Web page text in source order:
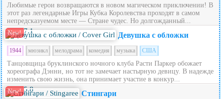
Любимые герои возвращаются в новом магическом приключении! В
этот раз легендарные Игры Кубка Королевства проходят в самом
непредсказуемом месте — Стране чудес. Но долгожданный...
New! 7.1 Девушка с обложки
1944 мюзикл мелодрама комедия музыка США
Танцовщица бруклинского ночного клуба Расти Паркер обожает
хореографа Дэнни, но тот не замечает настырную девицу. В надежде
изменить свою жизнь, она принимает участие в конкур...
New! 5.8 Стингари